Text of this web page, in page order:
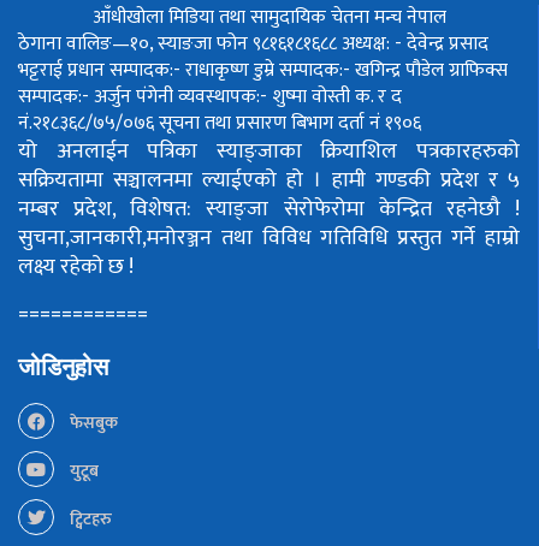
आँधीखोला मिडिया तथा सामुदायिक चेतना मन्च नेपाल
ठेगाना वालिङ—१०, स्याङजा फोन ९८१६१८१६८८अध्यक्ष: - देवेन्द्र प्रसाद
भट्टराईप्रधान सम्पादक:- राधाकृष्ण डुम्रेसम्पादक:- खगिन्द्र पौडेलग्राफिक्स
सम्पादक:- अर्जुन पंगेनीव्यवस्थापक:- शुष्मा वोस्तीक. र द
नं.२१८३६८/७५/०७६सूचना तथा प्रसारण बिभाग दर्ता नं १९०६
यो अनलाईन पत्रिका स्याङ्जाका क्रियाशिल पत्रकारहरुको
सक्रियतामा सञ्चालनमा ल्याईएको हो । हामी गण्डकी प्रदेश र ५
नम्बर प्रदेश, विशेषत: स्याङ्जा सेरोफेरोमा केन्द्रित रहनेछौ !
सुचना,जानकारी,मनोरञ्जन तथा विविध गतिविधि प्रस्तुत गर्ने हाम्रो
लक्ष्य रहेको छ !
============
जोडिनुहोस
फेसबुक
युटूब
ट्विटहरु